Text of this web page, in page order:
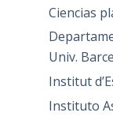
Ciencias
Univ.
Institut
Instituto